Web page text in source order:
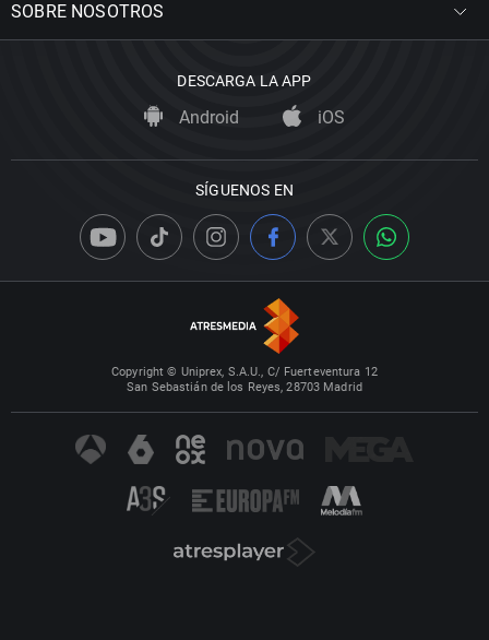
SOBRE NOSOTROS
DESCARGA LA APP
Android iOS
SÍGUENOS EN
Copyright © Uniprex, S.A.U., C/ Fuerteventura 12
San Sebastián de los Reyes, 28703 Madrid